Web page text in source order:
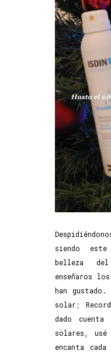
siendo
belleza
enseñaros
han gustado.
solar;
dado cuenta
solares, usé
encanta